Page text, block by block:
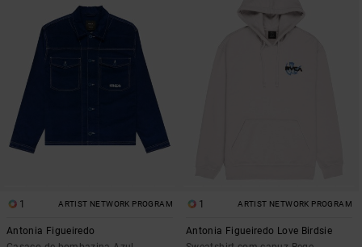
1 ARTIST NETWORK PROGRAM
Antonia Figueiredo
1 ARTIST NETWORK PROGRAM
Antonia Figueiredo Love Birdsie